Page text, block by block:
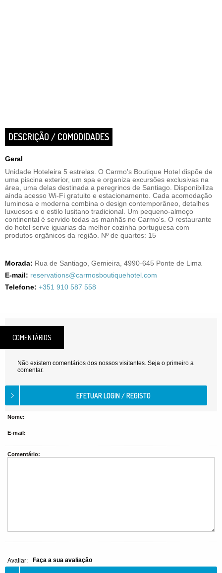
DESCRIÇÃO / COMODIDADES
Geral
Unidade Hoteleira 5 estrelas. O Carmo's Boutique Hotel dispõe de
uma piscina exterior, um spa e organiza excursões exclusivas na
área, uma delas destinada a peregrinos de Santiago. Disponibiliza
ainda acesso Wi-Fi gratuito e estacionamento. Cada acomodação
luminosa e moderna combina o design contemporâneo, detalhes
luxuosos e o estilo lusitano tradicional. Um pequeno-almoço
continental é servido todas as manhãs no Carmo's. O restaurante
do hotel serve iguarias da melhor cozinha portuguesa com
produtos orgânicos da região. Nº de quartos: 15
Morada: Rua de Santiago, Gemieira, 4990-645 Ponte de Lima
E-mail: reservations@carmosboutiquehotel.com
Telefone: +351 910 587 558
COMENTÁRIOS
Não existem comentários dos nossos visitantes. Seja o primeiro a
comentar.
Nome:
E-mail:
Comentário:
Avaliar: Faça a sua avaliação